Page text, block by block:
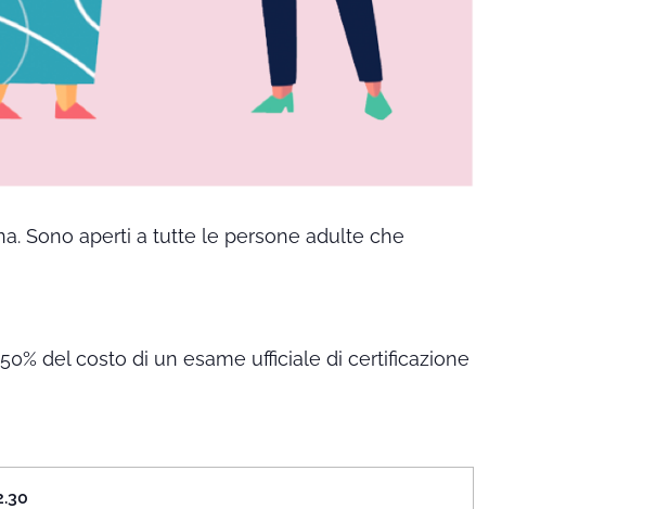
Sono aperti a tutte le persone adulte che
del costo di un esame ufficiale di certificazione